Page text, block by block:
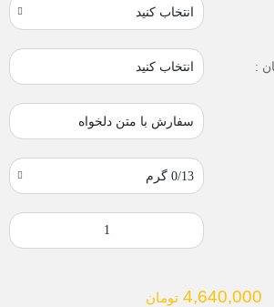
: انتخاب کنید
سفارش با متن دلخواه
4,640,000 تومان